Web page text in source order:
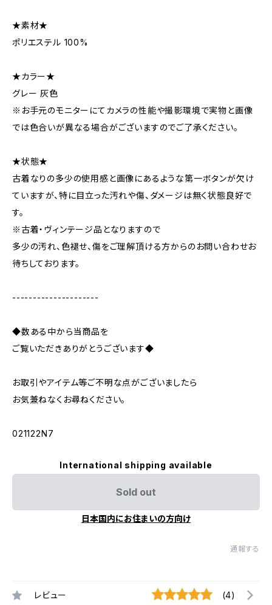
★素材★
ポリエステル 100%
★カラー★
グレー 灰色
※お手元のモニターにてカメラの性能や撮影環境で実物と画像
では色合いが異なる場合がございますのでご了承ください。
★状態★
古着なりの多少の使用感と画像にあるような第一ボタンが欠け
ていますが、特に目立った汚れや傷、ダメージは無く状態良好で
す。
※古着・ヴィンテージ品となりますので
多少の汚れ、色褪せ、傷をご理解頂ける方からのお問い合わせお
待ちしております。
---------------------
◆数ある中から当商品を
ご覧いただきありがとうございます◆
お取引やアイテム等ご不明な点がございましたら
お気兼ねなくお尋ねください。
021122N7
International shipping available
Sold out
日本国内にお住まいの方向け
通報する
レビュー (4)